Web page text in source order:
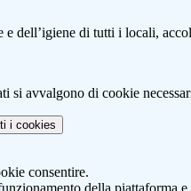
e dell’igiene di tutti i locali,
si avvalgono di cookie
i cookies
consentire.